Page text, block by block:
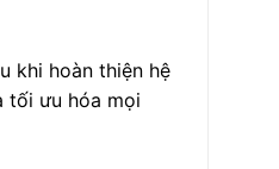
khi hoàn thiện hệ
tối ưu hóa mọi